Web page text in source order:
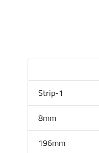
1-Strip
8mm
196mm